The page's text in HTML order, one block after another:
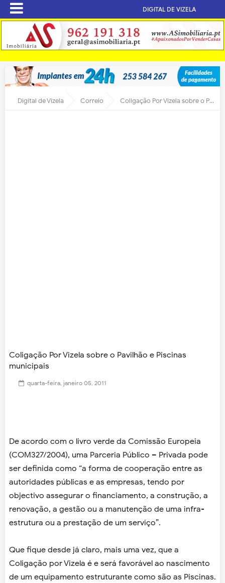
DIGITAL DE VIZELA
Digital de Vizela Correio Coligação Por Vizela sobre o Pavilhão e Piscinas municipais
Coligação Por Vizela sobre o Pavilhão e Piscinas
municipais
quarta-feira, janeiro 05, 2011
De acordo com o livro verde da Comissão Europeia
(COM327/2004), uma Parceria Público – Privada pode
ser definida como “a forma de cooperação entre as
autoridades públicas e as empresas, tendo por
objectivo assegurar o financiamento, a construção, a
renovação, a gestão ou a manutenção de uma infra-
estrutura ou a prestação de um serviço”.
Que fique desde já claro, mais uma vez, que a
Coligação por Vizela é e será favorável ao nascimento
de um equipamento estruturante como são as Piscinas.